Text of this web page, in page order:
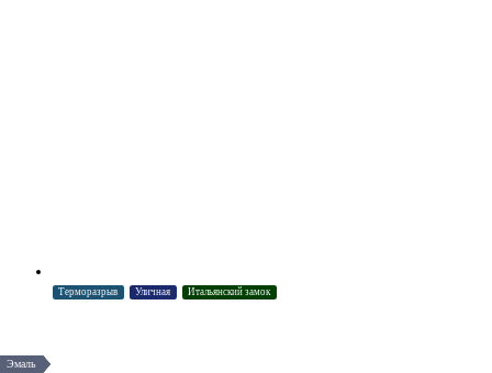
Эмаль
Эмаль
Эмаль
Терморазрыв Уличная Итальянский замок
Эмаль
Эмаль